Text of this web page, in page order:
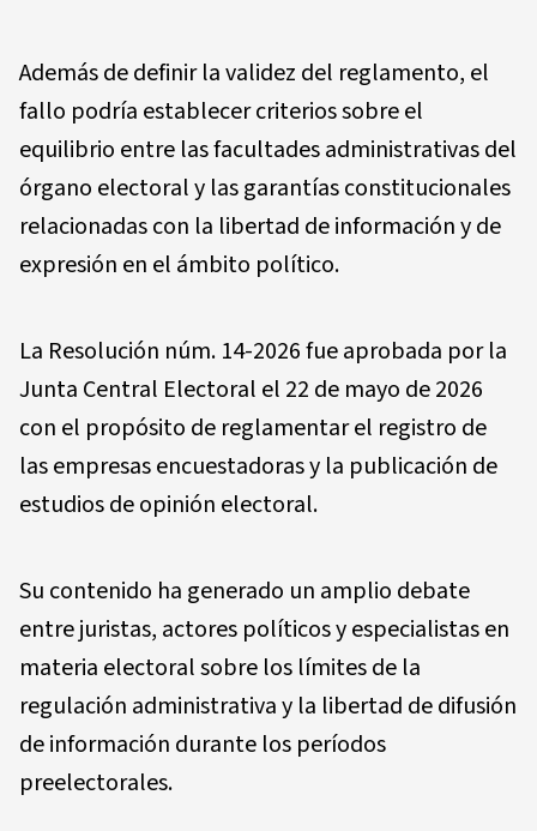
Además de definir la validez del reglamento, el
fallo podría establecer criterios sobre el
equilibrio entre las facultades administrativas del
órgano electoral y las garantías constitucionales
relacionadas con la libertad de información y de
expresión en el ámbito político.
La Resolución núm. 14-2026 fue aprobada por la
Junta Central Electoral el 22 de mayo de 2026
con el propósito de reglamentar el registro de
las empresas encuestadoras y la publicación de
estudios de opinión electoral.
Su contenido ha generado un amplio debate
entre juristas, actores políticos y especialistas en
materia electoral sobre los límites de la
regulación administrativa y la libertad de difusión
de información durante los períodos
preelectorales.